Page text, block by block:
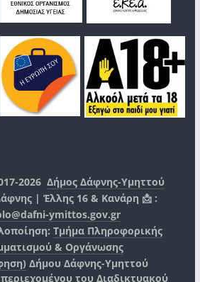
2026Δήμος Δάφνης-Υμηττού
| Έλλης 16 & Κανάρη 📩 :
ymittos.gov.gr
Τμήμα Πληροφορικής
& Οργάνωσης
Δήμου Δάφνης-Υμηττού
του Διαδικτυακού